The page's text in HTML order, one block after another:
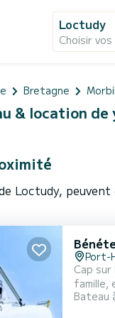
Loctudy
Choisir
Bretagne
& location
Loctudy,
Port-
Cap
famille, entre amis :) *** Zone de navigation à
pied par
Bateau